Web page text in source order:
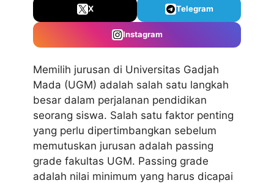
X Telegram
Instagram
Memilih jurusan di Universitas Gadjah
Mada (UGM) adalah salah satu langkah
besar dalam perjalanan pendidikan
seorang siswa. Salah satu faktor penting
yang perlu dipertimbangkan sebelum
memutuskan jurusan adalah passing
grade fakultas UGM. Passing grade
adalah nilai minimum yang harus dicapai